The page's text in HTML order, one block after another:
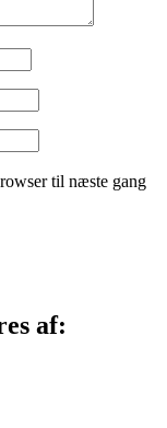
til næste gang
af: